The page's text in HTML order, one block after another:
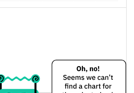
$0,99928418
0.04%